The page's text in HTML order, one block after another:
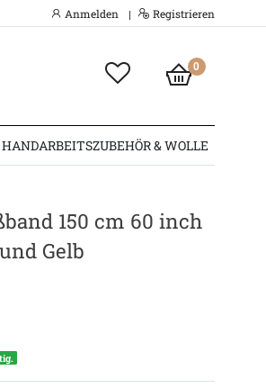
Anmelden | Registrieren
0
HANDARBEITSZUBEHÖR & WOLLE
150 cm 60 inch
Gelb